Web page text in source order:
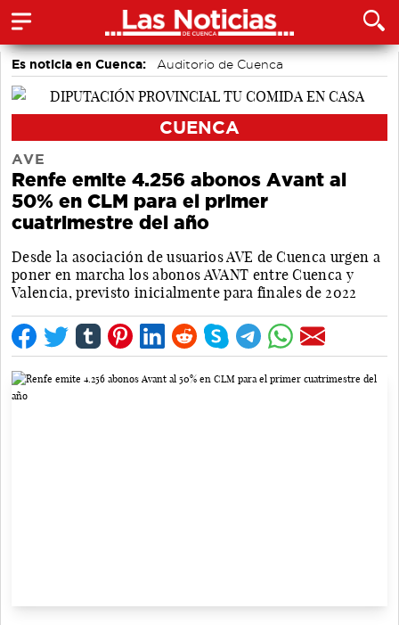
Es noticia en Cuenca: Auditorio de Cuenca
CUENCA
AVE
Renfe emite 4.256 abonos Avant al
50% en CLM para el primer
cuatrimestre del año
Desde la asociación de usuarios AVE de Cuenca urgen a
poner en marcha los abonos AVANT entre Cuenca y
Valencia, previsto inicialmente para finales de 2022